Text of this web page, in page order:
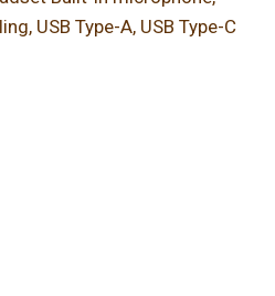
USB Type-A, USB Type-C